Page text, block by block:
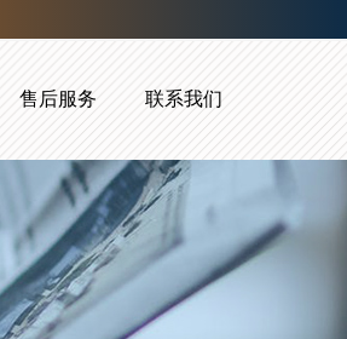
售后服务 联系我们